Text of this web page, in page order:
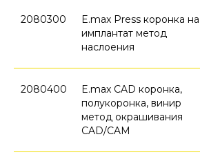
2080300
E.max Press коронка на
имплантат метод
наслоения
2080400
E.max CAD коронка,
полукоронка, винир
метод окрашивания
CAD/CAM